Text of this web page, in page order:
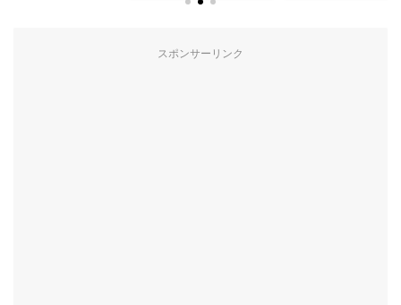
スポンサーリンク